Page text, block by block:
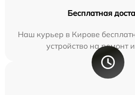
Бесплатная
Наш курьер в Кирове
устройство на ремонт